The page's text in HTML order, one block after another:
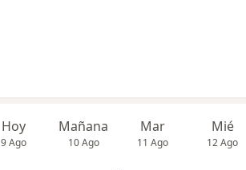
Hoy
9 Ago
Mañana
10 Ago
Mar
11 Ago
Mié
12 Ago